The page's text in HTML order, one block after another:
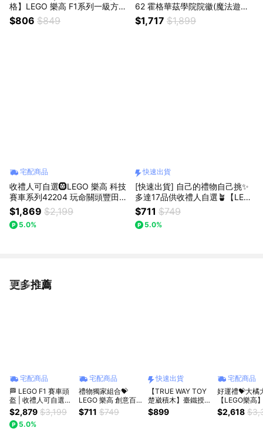
格】LEGO 樂高 F1系列一級方程
式-多款任選77242-77251 ( 跑
車 擺設 生日禮物)
$806 $849
62 霍格華茲學院院徽(魔法遊戲
居家擺設)
$1,717 $1,899
宅配商品
收禮人可自選🛞LEGO 樂高 科技
賽車系列42204 玩命關頭豐田 /
42205 雪佛蘭科爾維特魟魚 / 4
2208 Aston Martin Valk / 4221
3休旅車 / 42214 跑車
$1,869 $2,199
5.0%
快速出貨
[快速出貨] 自己的禮物自己挑✨
多達17品供收禮人自選🪴【LEG
O 樂高】Botanicals 快樂植物 /
131147復古照相機 / 城市系列 /
得寶 / 迪士尼 / 漫威 / 星際 ...
$711 $749
5.0%
更多推薦
看更多
宅配商品
🏁 LEGO F1 賽車頭
盔 | 收禮人可自選🏎️
LEGO樂高 Lewis
Hamilton｜Charles
Leclerc ｜Lando
$2,879 $3,199
5.0%
宅配商品
禮物獨家組合💝
LEGO 樂高 創意百
變系列3合1 31147
復古照相機
$711 $749
快速出貨
【TRUE WAY TOY
楚崴積木】臺鐵授權
｜CT-273仲夏寶島
號2合1蒸汽火車積木
$899
宅配商品
好運禮💝大橘
【LEGO樂高
Ideas 21376 橘貓
(動物玩具 居
$2,618